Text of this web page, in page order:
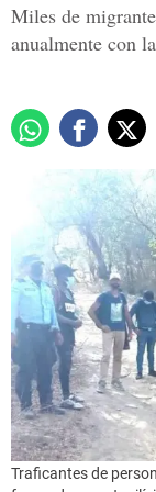
Miles de
anualmente con
Traficantes de